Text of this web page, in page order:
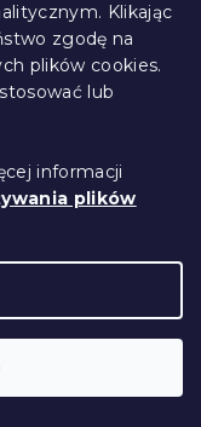
Klikając
zgodę na
plików cookies.
lub
informacji
plików
z gumką
x 200 cm